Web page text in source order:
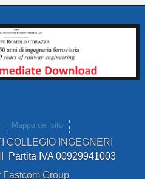
Mappa del sito
COLLEGIO INGEGNERI
Partita IVA 00929941003
Fastcom Group